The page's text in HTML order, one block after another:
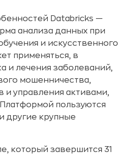
Databricks —
анализа данных при
и искусственного
применяться, в
и лечения заболеваний,
мошенничества,
и управления активами,
пользуются
другие крупные
который завершится 31